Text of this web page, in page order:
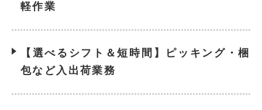
軽作業
【選べるシフト＆短時間】ピッキング・梱
包など入出荷業務